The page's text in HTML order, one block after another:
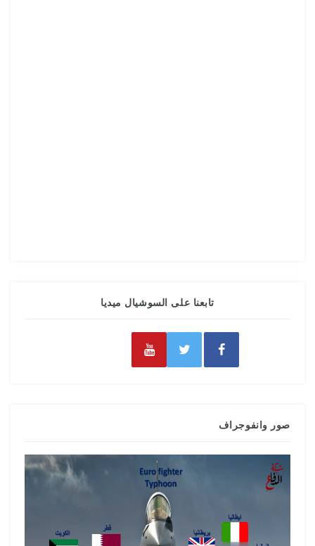
تابعنا على السوشيال ميديا
صور وانفوجراف